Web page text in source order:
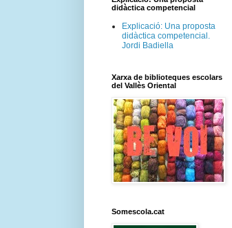
didàctica competencial
Explicació: Una proposta
didàctica competencial.
Jordi Badiella
Xarxa de biblioteques escolars
del Vallès Oriental
Somescola.cat